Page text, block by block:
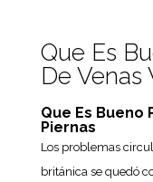
Que Es
De Venas
Que Es Bueno
Piernas
Los problemas
británica se quedó